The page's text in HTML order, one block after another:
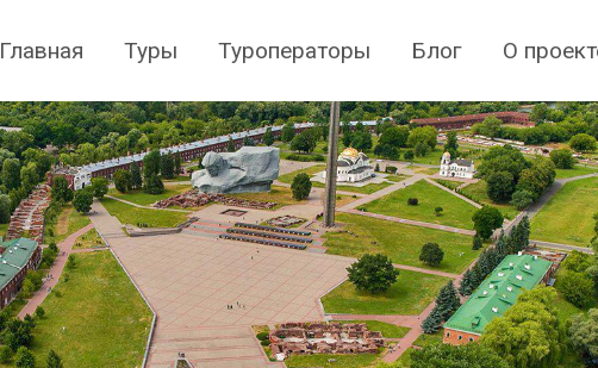
Главная Туры Туроператоры Блог О